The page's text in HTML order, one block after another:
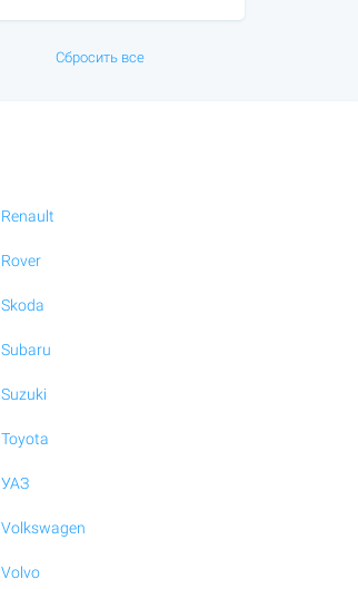
Сбросить все
Renault
Rover
Skoda
Subaru
Suzuki
Toyota
УАЗ
Volkswagen
Volvo